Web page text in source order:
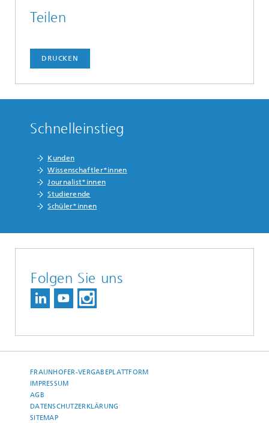
Teilen
DRUCKEN
Schnelleinstieg
Kunden
Wissenschaftler*innen
Journalist*innen
Studierende
Schüler*innen
Folgen Sie uns
FRAUNHOFER-VERGABEPLATTFORM
IMPRESSUM
AGB
DATENSCHUTZERKLÄRUNG
SITEMAP